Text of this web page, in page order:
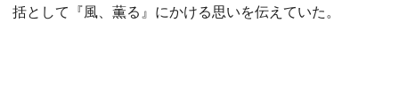
括として『風、薫る』にかける思いを伝えていた。